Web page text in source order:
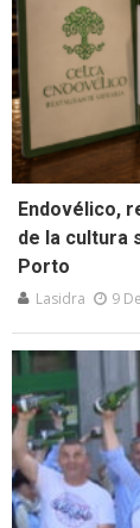
Endovélico,
de la cultura
Porto
Lasidra 9